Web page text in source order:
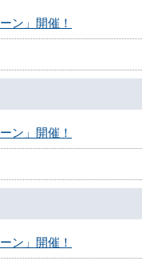
ン」開催！
ン」開催！
ン」開催！